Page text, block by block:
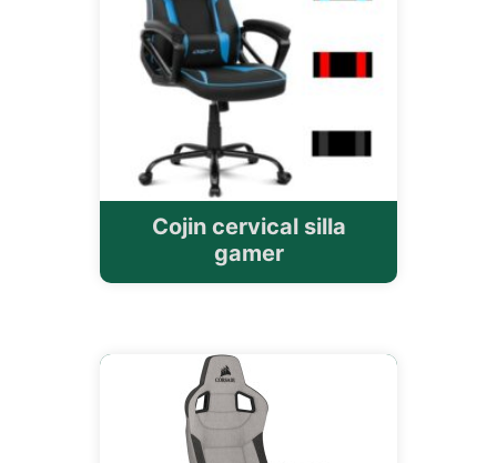
Cojin cervical silla
gamer